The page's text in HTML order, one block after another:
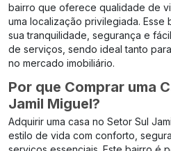
bairro que oferece qualidade de
uma localização privilegiada.
sua tranquilidade, segurança e
de serviços, sendo ideal tanto
no mercado imobiliário.
Por que Comprar uma
Jamil Miguel?
Adquirir uma casa no Setor Sul
estilo de vida com conforto,